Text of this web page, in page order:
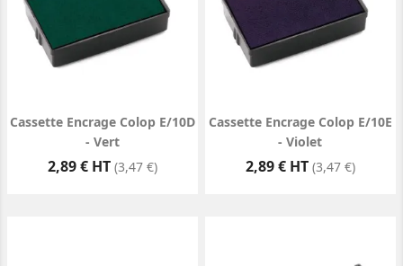
Cassette Encrage Colop E/10D
- Vert
Prix
2,89 € HT (3,47 €)
Cassette Encrage Colop E/10E
- Violet
Prix
2,89 € HT (3,47 €)